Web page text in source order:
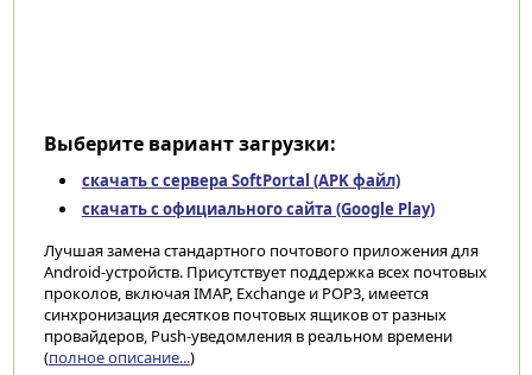
Выберите вариант загрузки:
скачать с сервера SoftPortal (APK файл)
скачать с официального сайта (Google Play)
Лучшая замена стандартного почтового приложения для
Android-устройств. Присутствует поддержка всех почтовых
проколов, включая IMAP, Exchange и POP3, имеется
синхронизация десятков почтовых ящиков от разных
провайдеров, Push-уведомления в реальном времени
(полное описание...)